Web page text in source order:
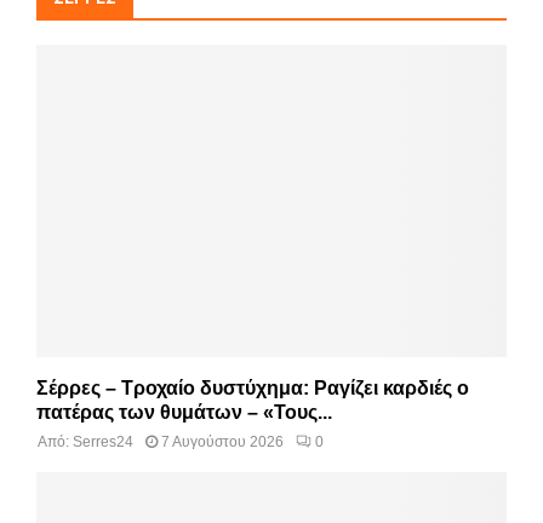
Σέρρες – Τροχαίο δυστύχημα: Ραγίζει καρδιές ο
πατέρας των θυμάτων – «Τους...
Από: Serres24 7 Αυγούστου 2026 0